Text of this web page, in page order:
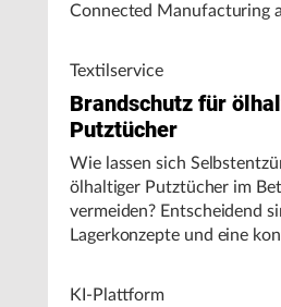
Connected Manufacturing
Textilservice
Brandschutz für
Putztücher
Wie lassen sich
ölhaltiger Putztücher im
vermeiden? Entscheidend
Lagerkonzepte und eine
KI-Plattform